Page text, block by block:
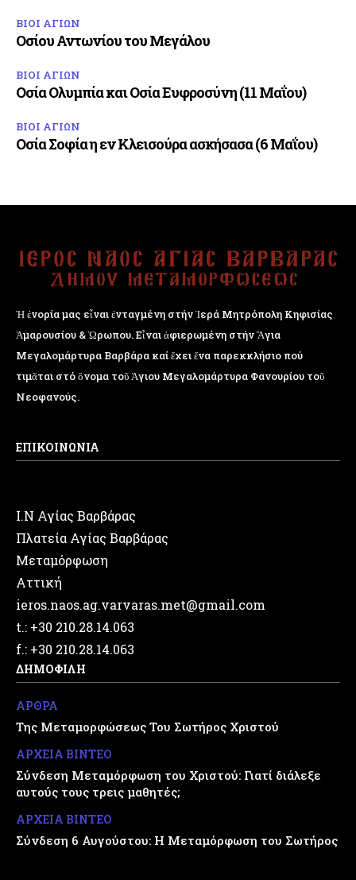
ΒΙΟΙ ΑΓΙΩΝ
Οσίου Αντωνίου του Μεγάλου
ΒΙΟΙ ΑΓΙΩΝ
Οσία Ολυμπία και Οσία Ευφροσύνη (11 Μαΐου)
ΒΙΟΙ ΑΓΙΩΝ
Οσία Σοφία η εν Κλεισούρα ασκήσασα (6 Μαΐου)
Ἡ ἐνορία μας εἶναι ἐνταγμένη στήν Ἱερά Μητρόπολη Κηφισίας
Ἁμαρουσίου & Ὠρωπου. Εἶναι ἀφιερωμένη στήν Ἅγια
Μεγαλομάρτυρα Βαρβάρα καί ἔχει ἕνα παρεκκλήσιο πού
τιμᾶται στό ὄνομα τοῦ Ἁγιου Μεγαλομάρτυρα Φανουρίου τοῦ
Νεοφανούς.
ΕΠΙΚΟΙΝΩΝΙΑ
Ι.Ν Αγίας Βαρβάρας
Πλατεία Αγίας Βαρβάρας
Μεταμόρφωση
Αττική
ieros.naos.ag.varvaras.met@gmail.com
t.: +30 210.28.14.063
f.: +30 210.28.14.063
ΔΗΜΟΦΙΛΗ
ΑΡΘΡΑ
Της Μεταμορφώσεως Του Σωτήρος Χριστού
ΑΡΧΕΙΑ ΒΙΝΤΕΟ
Σύνδεση Μεταμόρφωση του Χριστού: Γιατί διάλεξε
αυτούς τους τρεις μαθητές;
ΑΡΧΕΙΑ ΒΙΝΤΕΟ
Σύνδεση 6 Αυγούστου: Η Μεταμόρφωση του Σωτήρος